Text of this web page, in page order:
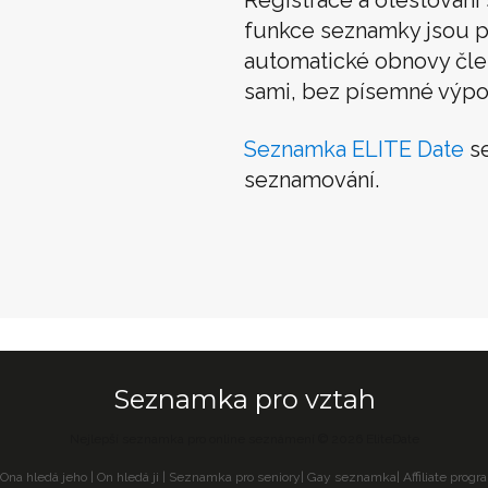
funkce seznamky jsou
automatické obnovy
sami, bez písemné
Seznamka ELITE Date
seznamování.
Seznamka pro vztah
Ona hledá jeho| On hledá ji | Seznamka pro seniory| Gay seznamka| Affiliate